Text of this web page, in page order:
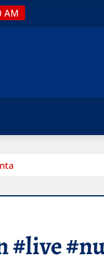
AM
#live